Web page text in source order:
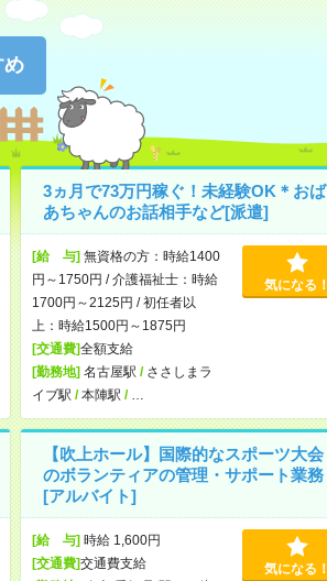
め
3ヵ月で73万円稼ぐ！未経験OK＊おば
あちゃんのお話相手など[派遣]
[給 与]無資格の方：時給1400
円～1750円 / 介護福祉士：時給
1700円～2125円 / 初任者以
上：時給1500円～1875円
[交通費]全額支給
[勤務地]名古屋駅 / ささしまラ
イブ駅 /本陣駅 /
気になる！
【吹上ホール】国際的なスポーツ大会
のボランティアの管理・サポート業務
[アルバイト]
[給 与]時給 1,600円
[交通費]交通費支給
気になる！